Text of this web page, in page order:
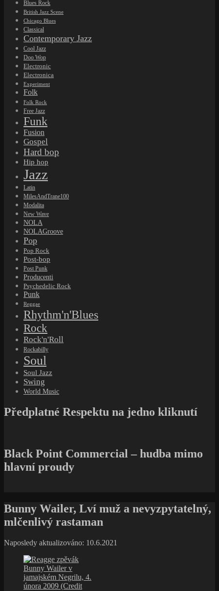
Blues Rock
British Jazz Scene
Chicago Blues
Classical
Contemporary Jazz
Cool Jazz
Doo Wop
Electronic
Electronica
Experiment
Folk
Folk Rock
Free Jazz
Funk
Fusion
Gospel
Hard bop
Hip hop
Jazz
Latin
MilesAndTrane100
Modalita
New Wave
NOLA
NOLAGroove
Pop
Pop Rock
Post-bop
Post Punk
Producenti
Psychedelic Rock
Punk
Reggae
Rhythm'n'Blues
Rock
Rock'n'Roll
Rockabilly
Soul
Soul Jazz
Swing
World Music
Předplatné Respektu na jedno kliknutí
Black Point Commercial – hudba mimo
hlavní proudy
Bunny Wailer, Lví muž a nevyzpytatelný,
mlčenlivý rastaman
Naposledy aktualizováno: 10.6.2021